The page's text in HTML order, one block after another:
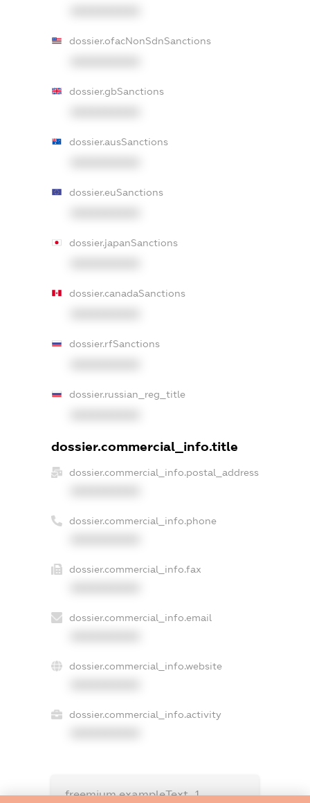
dossier.ofacNonSdnSanctions
dossier.gbSanctions
dossier.ausSanctions
dossier.euSanctions
dossier.japanSanctions
dossier.canadaSanctions
dossier.rfSanctions
dossier.russian_reg_title
dossier.commercial_info.title
dossier.commercial_info.postal_address
dossier.commercial_info.phone
dossier.commercial_info.fax
dossier.commercial_info.email
dossier.commercial_info.website
dossier.commercial_info.activity
freemium.exampleText_1